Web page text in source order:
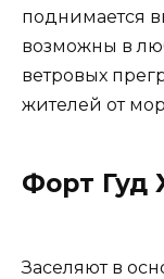
поднимается
возможны в
ветровых
жителей от
Форт Гуд
Заселяют в